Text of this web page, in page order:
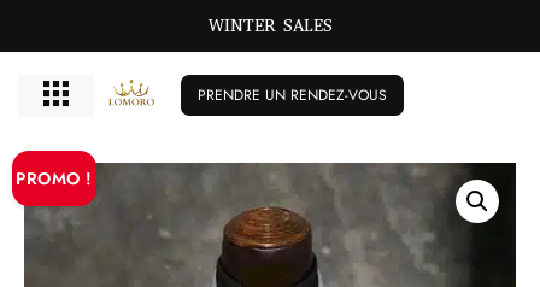
WINTER SALES
PRENDRE UN RENDEZ-VOUS
PROMO !